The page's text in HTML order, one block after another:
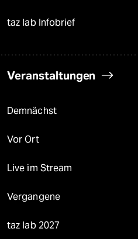
taz lab Infobrief
Veranstaltungen
Demnächst
Vor Ort
Live im Stream
Vergangene
taz lab 2027